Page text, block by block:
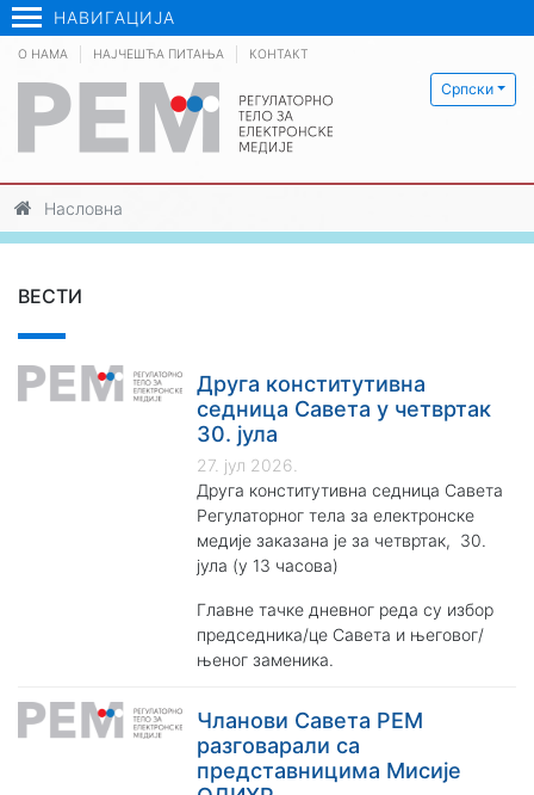
НАВИГАЦИЈА
Српски
О НАМА НАЈЧЕШЋА ПИТАЊА КОНТАКТ
Насловна
ВЕСТИ
Друга конститутивна
седница Савета у четвртак
30. јула
27. јул 2026.
Друга конститутивна седница Савета
Регулаторног тела за електронске
медије заказана је за четвртак, 30.
јула (у 13 часова)
Главне тачке дневног реда су избор
председника/це Савета и његовог/
њеног заменика.
Чланови Савета РЕМ
разговарали са
представницима Мисије